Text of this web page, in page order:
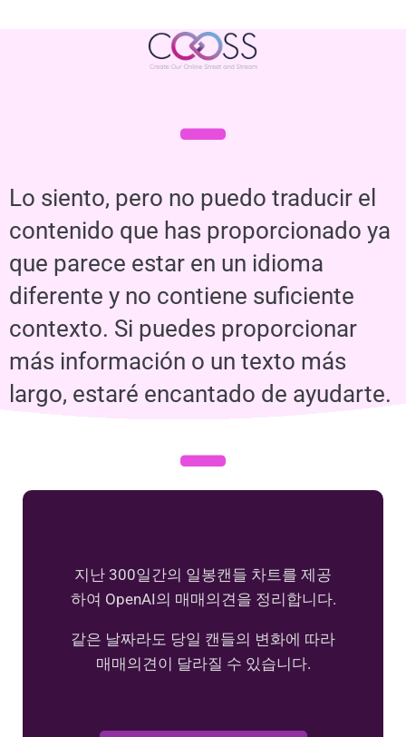
Lo siento, pero no puedo traducir el
contenido que has proporcionado ya
que parece estar en un idioma
diferente y no contiene suficiente
contexto. Si puedes proporcionar
más información o un texto más
largo, estaré encantado de ayudarte.
지난 300일간의 일봉캔들 차트를 제공
하여 OpenAI의 매매의견을 정리합니다.
같은 날짜라도 당일 캔들의 변화에 따라
매매의견이 달라질 수 있습니다.